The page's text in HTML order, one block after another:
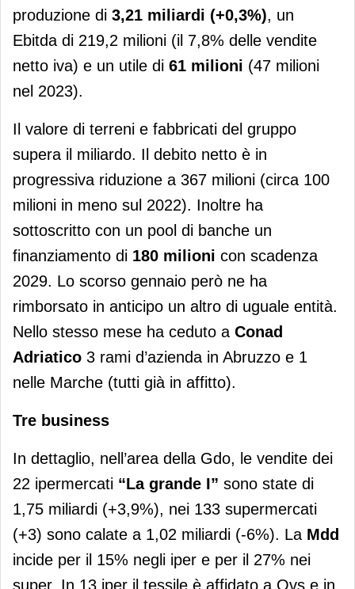
produzione di 3,21 miliardi (+0,3%), un
Ebitda di 219,2 milioni (il 7,8% delle vendite
netto iva) e un utile di 61 milioni (47 milioni
nel 2023).
Il valore di terreni e fabbricati del gruppo
supera il miliardo. Il debito netto è in
progressiva riduzione a 367 milioni (circa 100
milioni in meno sul 2022). Inoltre ha
sottoscritto con un pool di banche un
finanziamento di 180 milioni con scadenza
2029. Lo scorso gennaio però ne ha
rimborsato in anticipo un altro di uguale entità.
Nello stesso mese ha ceduto a Conad
Adriatico 3 rami d’azienda in Abruzzo e 1
nelle Marche (tutti già in affitto).
Tre business
In dettaglio, nell’area della Gdo, le vendite dei
22 ipermercati “La grande I” sono state di
1,75 miliardi (+3,9%), nei 133 supermercati
(+3) sono calate a 1,02 miliardi (-6%). La Mdd
incide per il 15% negli iper e per il 27% nei
super. In 13 iper il tessile è affidato a Ovs e in